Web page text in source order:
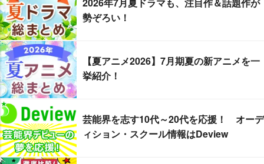
勢ぞろい！
【夏アニメ2026】7月期夏の新アニメを一
挙紹介！
芸能界を志す10代～20代を応援！ オーデ
ィション・スクール情報はDeview